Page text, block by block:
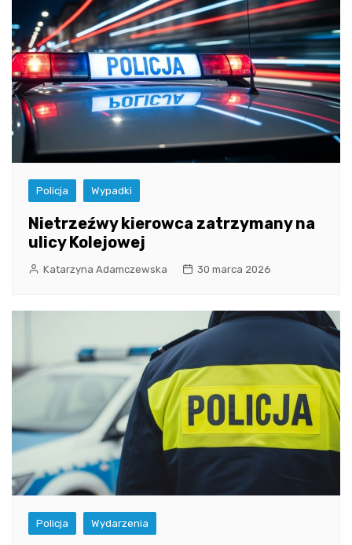
Policja Wypadki
Nietrzeźwy kierowca zatrzymany na
ulicy Kolejowej
Katarzyna Adamczewska 30 marca 2026
Policja Wydarzenia